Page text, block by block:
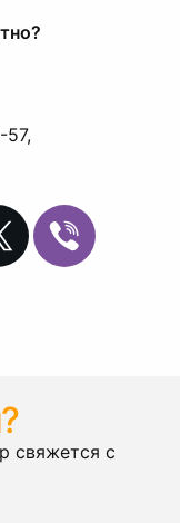
57,
свяжется с